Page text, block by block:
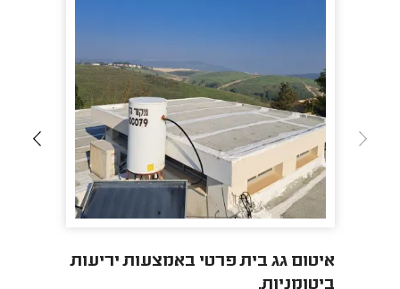
איטום גג בית פרטי באמצעות יריעות